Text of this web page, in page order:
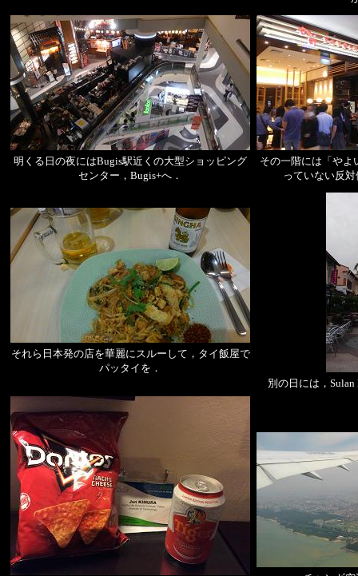
明くる日の夜にはBugis駅近くの大型ショッピング
センター，Bugis+へ．
その一階には「やよ
っていない反
それら日本発の店を華麗にスルーして，タイ飯屋で
パッタイを．
別の日には，